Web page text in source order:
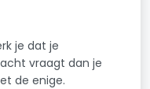
je dat je
vraagt dan je
de enige.